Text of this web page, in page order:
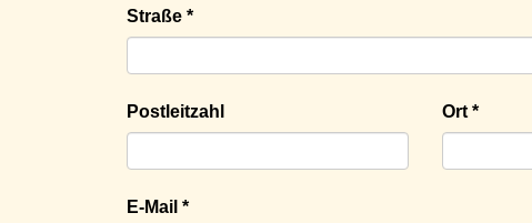
Straße *
Postleitzahl Ort *
E-Mail *